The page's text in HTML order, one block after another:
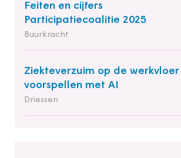
Feiten en cijfers
Participatiecoalitie 2025
Buurkracht
Ziekteverzuim op de werkvloer
voorspellen met AI
Driessen